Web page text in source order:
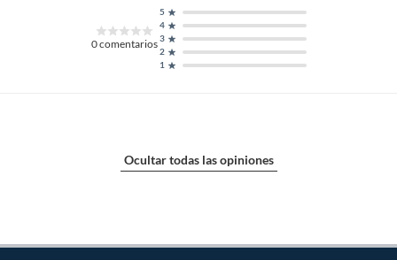
0comentarios
1
2
3
4
5
Ocultar todas las opiniones